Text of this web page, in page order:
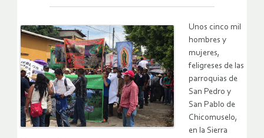
Unos cinco mil
hombres y
mujeres,
feligreses de las
parroquias de
San Pedro y
San Pablo de
Chicomuselo,
en la Sierra